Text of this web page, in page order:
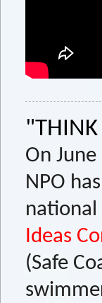
On
NPO
Ideas
(Safe